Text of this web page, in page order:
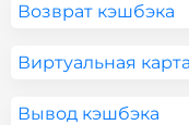
Возврат кэшбэка
Виртуальная
Вывод кэшбэка